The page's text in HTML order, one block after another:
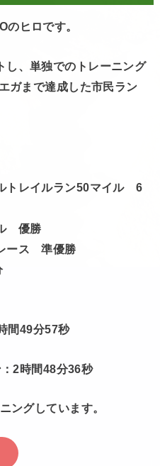
ヒロです。
し、単独でのトレーニング
ガまで達成した市民ラン
トレイルラン50マイル 6
優勝
ース 準優勝
間49分57秒
2時間48分36秒
ングしています。